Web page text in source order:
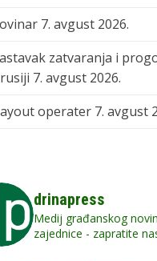
7. avgust 2026.
zatvaranja i
7. avgust 2026.
operater 7. avgust
drinapress
Medij građanskog
zajednice - zapratite